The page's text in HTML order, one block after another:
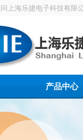
上海乐捷电子科技有限
产品中心